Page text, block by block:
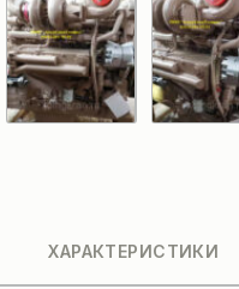
ХАРАКТЕРИСТИКИ